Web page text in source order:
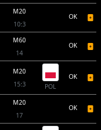
M20
10:3
OK
M60
14
OK
M20
15:3
POL
OK
M20
17
OK